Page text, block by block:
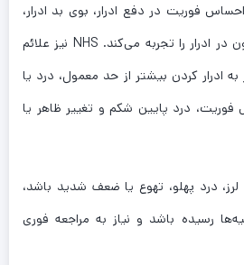
فوریت در دفع ادرار، بوی بد ادرار،
کدر شدن ادرار یا وجود خون در ادرار را تجربه می‌کند. NHS نیز علائم
به ادرار کردن بیشتر از حد معمول، درد یا
فوریت، درد پایین شکم و تغییر ظاهر یا
لرز، درد پهلو، تهوع یا ضعف شدید باشد،
رسیده باشد و نیاز به مراجعه فوری